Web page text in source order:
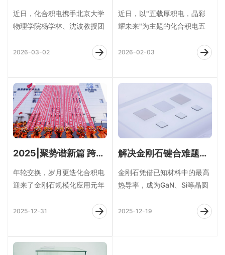
近日，化合积电携手北京大学
物理学院杨学林、沈波教授团
直接异质外延取得重大突
2026-03-02
近日，以"五载厚积电，晶彩
耀未来"为主题的化合积电五
宴盛大举行。现场高朋满座，
2026-02-03
2025|聚势谱新篇 跨越大发展
年轮交换，岁月更迭化合积电
迎来了金刚石规模化应用元年
道的第五个年头我们以不变的
2025-12-31
解决金刚石键合难题！化合积电晶圆加工实现新突破！
金刚石凭借已知材料中的最高
热导率，成为GaN、Si等晶圆
显著降低热阻并突破传统散热
2025-12-19